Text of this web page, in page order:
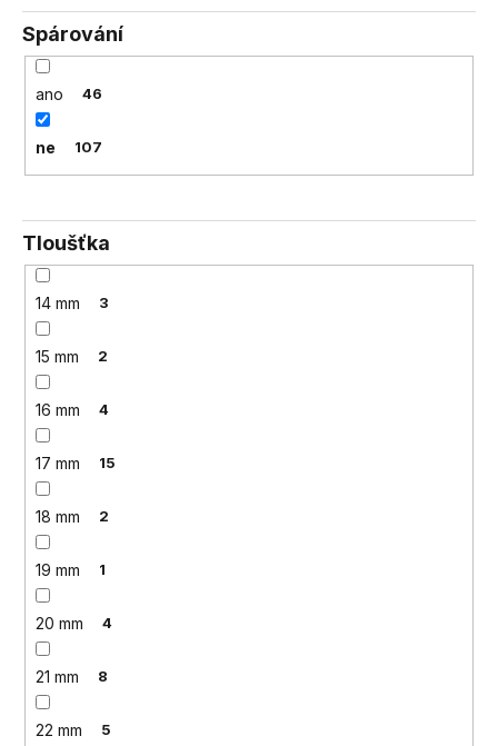
Spárování
ano 46
ne 107
Tloušťka
14 mm 3
15 mm 2
16 mm 4
17 mm 15
18 mm 2
19 mm 1
20 mm 4
21 mm 8
22 mm 5